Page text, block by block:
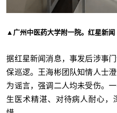
▲广州中医药大学附一院。红星新闻
据红星新闻消息，事发后涉事
保巡逻。王海彬团队知情人士
为谣言，强调二人均未受伤。
生医术精湛、对待病人耐心，